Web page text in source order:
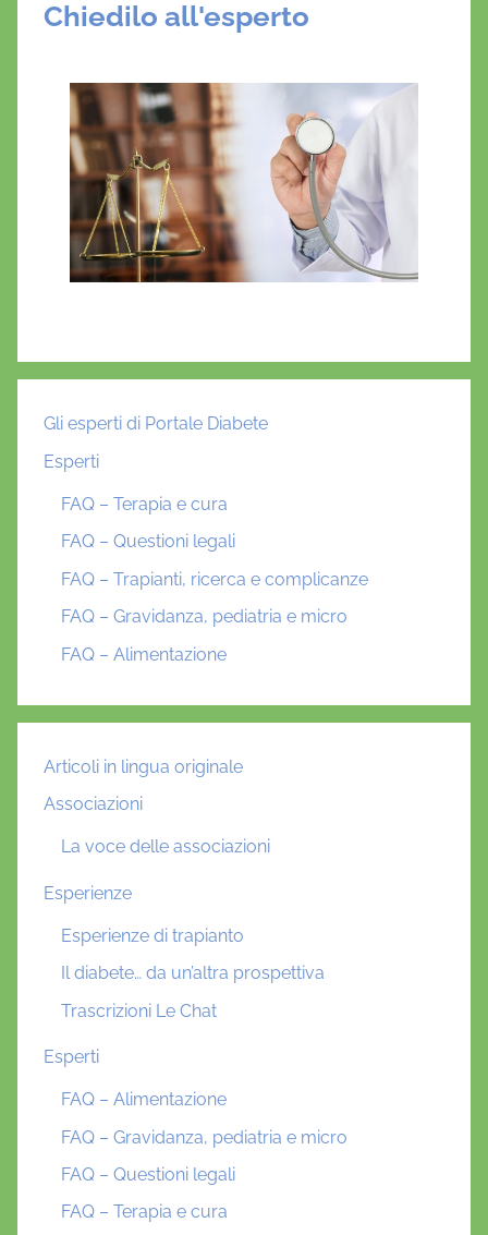
Chiedilo all'esperto
Gli esperti di Portale Diabete
Esperti
FAQ – Terapia e cura
FAQ – Questioni legali
FAQ – Trapianti, ricerca e complicanze
FAQ – Gravidanza, pediatria e micro
FAQ – Alimentazione
Articoli in lingua originale
Associazioni
La voce delle associazioni
Esperienze
Esperienze di trapianto
Il diabete… da un’altra prospettiva
Trascrizioni Le Chat
Esperti
FAQ – Alimentazione
FAQ – Gravidanza, pediatria e micro
FAQ – Questioni legali
FAQ – Terapia e cura